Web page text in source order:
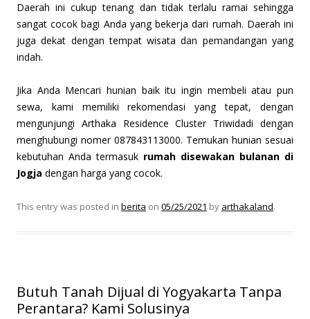
Daerah ini cukup tenang dan tidak terlalu ramai sehingga
sangat cocok bagi Anda yang bekerja dari rumah. Daerah ini
juga dekat dengan tempat wisata dan pemandangan yang
indah.
Jika Anda Mencari hunian baik itu ingin membeli atau pun
sewa, kami memiliki rekomendasi yang tepat, dengan
mengunjungi Arthaka Residence Cluster Triwidadi dengan
menghubungi nomer 087843113000. Temukan hunian sesuai
kebutuhan Anda termasuk rumah disewakan bulanan di
Jogja dengan harga yang cocok.
This entry was posted in berita on 05/25/2021 by arthakaland.
Butuh Tanah Dijual di Yogyakarta Tanpa
Perantara? Kami Solusinya